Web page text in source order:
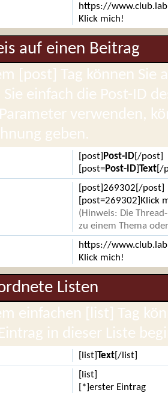
https://
Klick mich!
auf einen Beitrag
[post] Tag können Sie
einfach die Post-ID
verwenden,
geben.
[post] Post-ID[/post]
[post=Post-ID]Text[/
[post]269302[/post]
[post=269302]Klick
(Hinweis: Die
zu einem Thema
https://
Klick mich!
Listen
einfachen [list] Tag
in dieser Liste
[list]Text[/list]
[list]
[*]erster Eintrag